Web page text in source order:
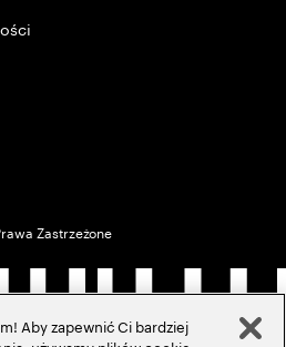
Zastrzeżone
Aby zapewnić Ci bardziej